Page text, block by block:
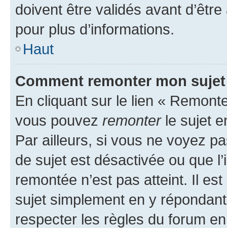
doivent être validés avant
pour plus d’informations.
Haut
Comment remonter mon
En cliquant sur le lien «
vous pouvez remonterle sujet
Par ailleurs, si vous ne voyez
de sujet est désactivée ou que
remontée n’est pas atteint. Il
sujet simplement en y
respecter les règles du forum